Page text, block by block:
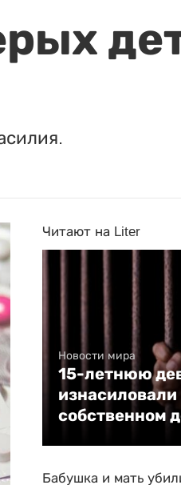
Читают на Liter
Новости мира
15-летнюю
изнасиловали
собственном
Бабушка и мать